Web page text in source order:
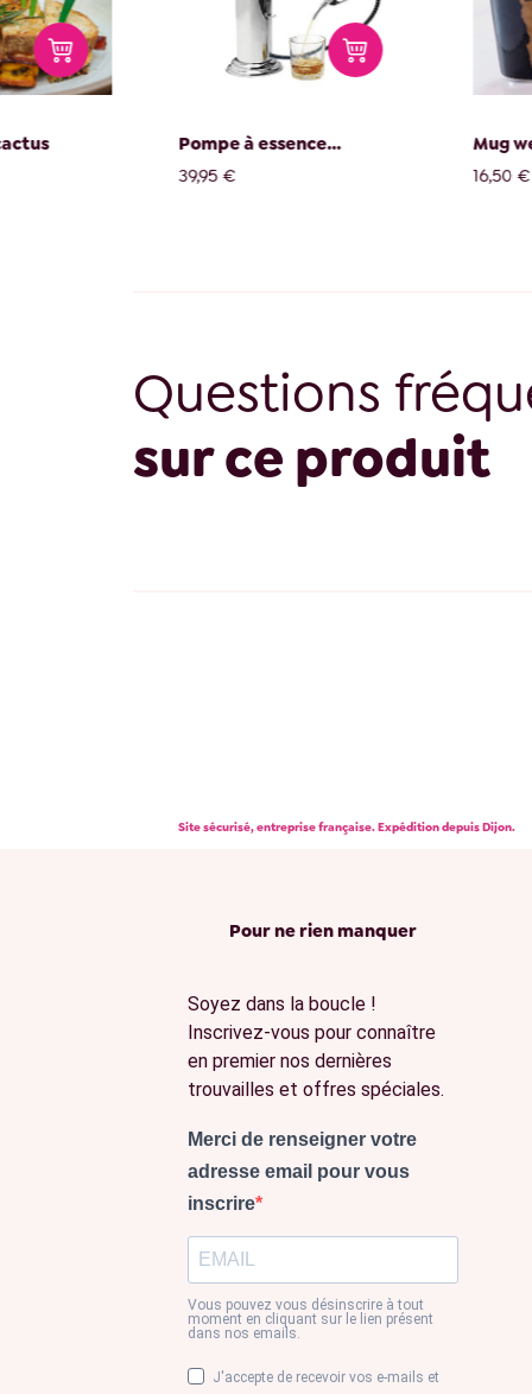
Pompe à essence...
39,95 €
Mug
16,50 €
Questions
sur ce produit
Site sécurisé, entreprise française. Expédition depuis Dijon.
Pour ne rien manquer
Soyez dans la boucle !
Inscrivez-vous pour connaître
en premier nos dernières
trouvailles et offres spéciales.
Merci de renseigner votre
adresse email pour vous
inscrire
Vous pouvez vous désinscrire à tout
moment en cliquant sur le lien présent
dans nos emails.
J'accepte de recevoir vos e-mails et